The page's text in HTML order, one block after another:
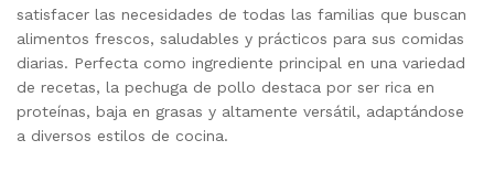
satisfacer las necesidades de todas las familias que buscan
alimentos frescos, saludables y prácticos para sus comidas
diarias. Perfecta como ingrediente principal en una variedad
de recetas, la pechuga de pollo destaca por ser rica en
proteínas, baja en grasas y altamente versátil, adaptándose
a diversos estilos de cocina.